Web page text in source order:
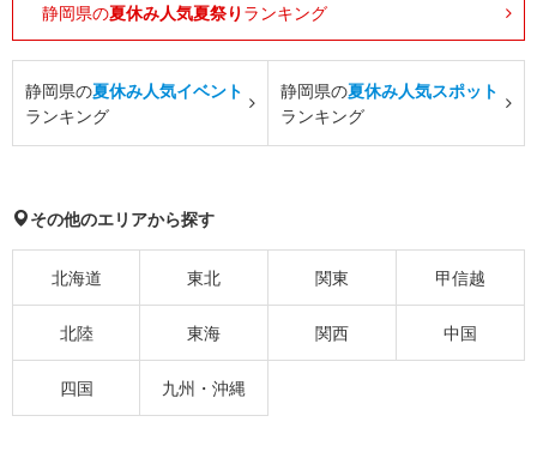
静岡県の夏休み人気夏祭り ランキング
静岡県の夏休み人気イベント
ランキング
静岡県の夏休み人気スポット
ランキング
その他のエリアから探す
北海道 東北 関東 甲信越
北陸 東海 関西 中国
四国 九州・沖縄